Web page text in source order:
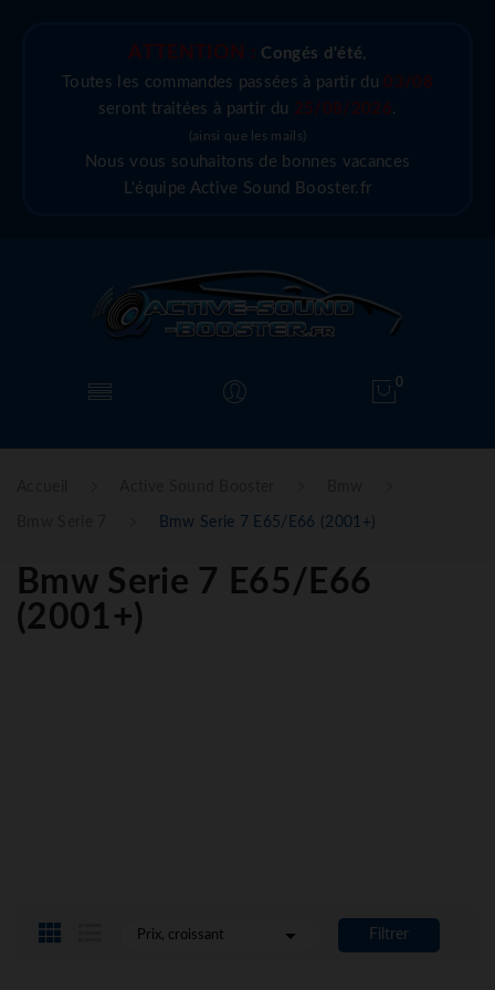
ATTENTION : Congés d'été,
Toutes les commandes passées à partir du 03/08
seront traitées à partir du 25/08/2026.
(ainsi que les mails)
Nous vous souhaitons de bonnes vacances
L'équipe Active Sound Booster.fr
0
Bmw Serie 7 E65/E66 (2001+)
Bmw Serie 7 E65/E66
(2001+)
Prix, croissant  Filtrer